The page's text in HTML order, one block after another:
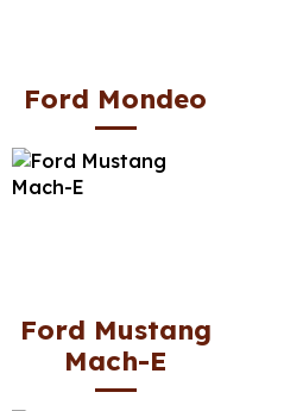
Ford Mondeo
Ford Mustang
Mach-E